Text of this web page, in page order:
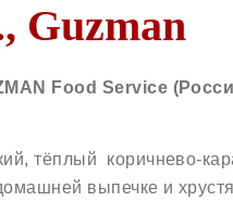
Guzman
Food Service
тёплый коричнево-
выпечке и